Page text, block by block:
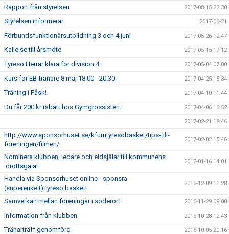
Rapport från styrelsen 2017-08-15 23:30
Styrelsen informerar 2017-06-21
Förbundsfunktionärsutbildning 3 och 4 juni 2017-05-26 12:47
Kallelse till årsmöte 2017-05-15 17:12
Tyresö Herrar klara för division 4 2017-05-04 07:00
Kurs för EB-tränare 8 maj 18.00 - 20.30 2017-04-25 15:34
Träning i Påsk! 2017-04-10 11:44
Du får 200 kr rabatt hos Gymgrossisten. 2017-04-06 16:52
2017-02-21 18:46
http://www.sponsorhuset.se/kfumtyresobasket/tips-till-
foreningen/filmen/
2017-02-02 15:46
Nominera klubben, ledare och eldsjälar till kommunens
idrottsgala!
2017-01-16 14:01
Handla via Sponsorhuset online - sponsra
(superenkelt)Tyresö basket!
2016-12-09 11:28
Samverkan mellan föreningar i söderort 2016-11-29 09:00
Information från klubben 2016-10-28 12:43
Tränarträff genomförd 2016-10-05 20:16